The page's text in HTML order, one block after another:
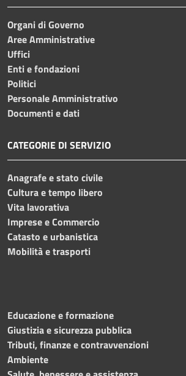
Organi di Governo
Aree Amministrative
Uffici
Enti e fondazioni
Politici
Personale Amministrativo
Documenti e dati
CATEGORIE DI SERVIZIO
Anagrafe e stato civile
Cultura e tempo libero
Vita lavorativa
Imprese e Commercio
Catasto e urbanistica
Mobilità e trasporti
Educazione e formazione
Giustizia e sicurezza pubblica
Tributi, finanze e contravvenzioni
Ambiente